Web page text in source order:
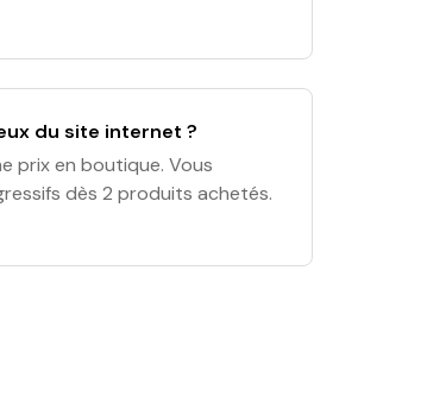
du site internet ?
prix en boutique. Vous
dès 2 produits achetés.